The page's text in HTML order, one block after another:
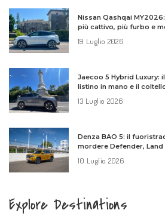
Nissan Qashqai
più cattivo, più furbo e
19 Luglio 2026
Jaecoo 5 Hybrid Luxury:
listino in mano e il
13 Luglio 2026
Denza BAO 5: il
mordere Defender,
10 Luglio 2026
Explore Destinations